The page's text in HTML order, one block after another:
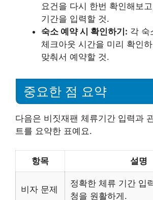
요건을 다시 한번 확인해보
기간을 입력할 것.
숙소 예약 시 확인하기: 각 숙
체크아웃 시간을 미리 확인
맞춰서 예약할 것.
중요한 점 요약
다음은 비짓재팬 체류기간 입력과
트를 요약한 표예요.
항목 설명
비자 문제
정확한 체류 기간 입
청을 원활하게.